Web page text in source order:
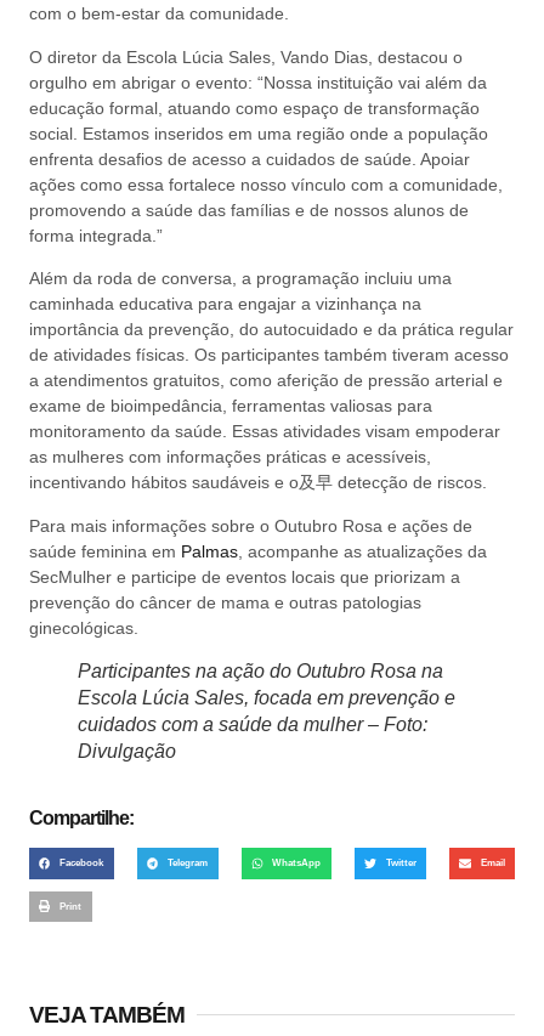
com o bem-estar da comunidade.
O diretor da Escola Lúcia Sales, Vando Dias, destacou o
orgulho em abrigar o evento: “Nossa instituição vai além da
educação formal, atuando como espaço de transformação
social. Estamos inseridos em uma região onde a população
enfrenta desafios de acesso a cuidados de saúde. Apoiar
ações como essa fortalece nosso vínculo com a comunidade,
promovendo a saúde das famílias e de nossos alunos de
forma integrada.”
Além da roda de conversa, a programação incluiu uma
caminhada educativa para engajar a vizinhança na
importância da prevenção, do autocuidado e da prática regular
de atividades físicas. Os participantes também tiveram acesso
a atendimentos gratuitos, como aferição de pressão arterial e
exame de bioimpedância, ferramentas valiosas para
monitoramento da saúde. Essas atividades visam empoderar
as mulheres com informações práticas e acessíveis,
incentivando hábitos saudáveis e o及早 detecção de riscos.
Para mais informações sobre o Outubro Rosa e ações de
saúde feminina em Palmas , acompanhe as atualizações da
SecMulher e participe de eventos locais que priorizam a
prevenção do câncer de mama e outras patologias
ginecológicas.
Participantes na ação do Outubro Rosa na
Escola Lúcia Sales, focada em prevenção e
cuidados com a saúde da mulher – Foto:
Divulgação
Compartilhe:
Facebook Telegram WhatsApp Twitter Email
Print
VEJA TAMBÉM